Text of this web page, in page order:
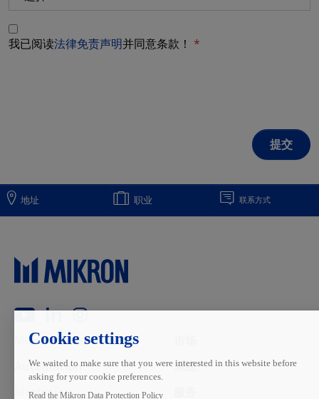
我已阅读法律免责声明并同意条款！
地址 职业 联系方式
Mikron Group
Automation
Machining
系统